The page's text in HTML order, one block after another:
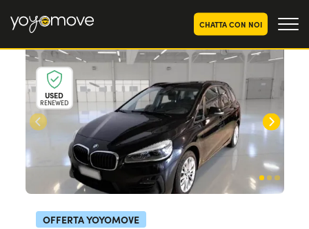
CHATTA CON NOI
OFFERTE NOLEGGIOLUNGO TERMINE
Privati
Aziende e P.IVA
OFFERTE NOLEGGIO
AUTO USATE
CHI SIAMO
La nostra storia
Lavora con noi
COME FUNZIONA
PERCHÉ CONVIENE
USED
RENEWED
OFFERTA YOYOMOVE